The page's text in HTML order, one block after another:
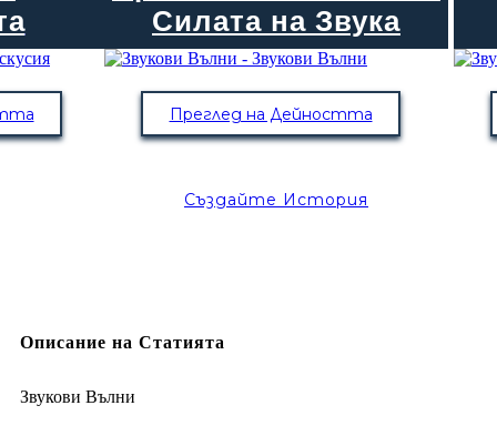
Силата на Звука
Преглед на Дейността
Създайте История
Описание на Статията
Звукови Вълни